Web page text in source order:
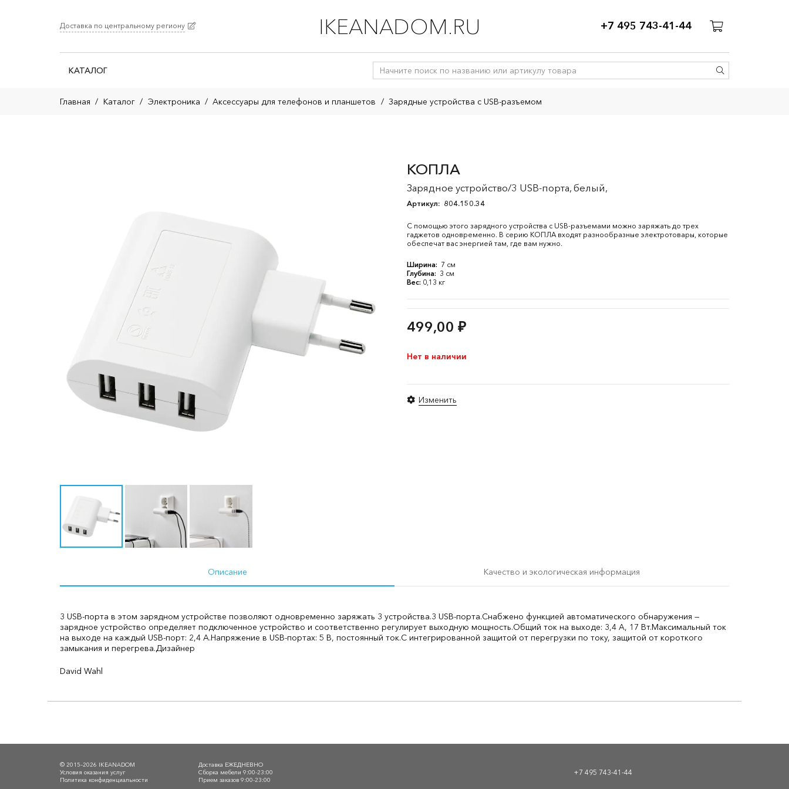
Доставка по центральному региону IKEANADOM.RU +7 495 743-41-44
КАТАЛОГ
Главная / Каталог / Электроника / Аксессуары для телефонов и планшетов / Зарядные устройства с USB-разъемом
КОПЛА
Зарядное устройство/3 USB-порта, белый,
Артикул: 804.150.34
С помощью этого зарядного устройства с USB-разъемами можно заряжать до трех
гаджетов одновременно. В серию КОПЛА входят разнообразные электротовары, которые
обеспечат вас энергией там, где вам нужно.
Ширина: 7 см
Глубина: 3 см
Вес: 0,13 кг
499,00 ₽
Нет в наличии
Изменить
Описание Качество и экологическая информация
3 USB-порта в этом зарядном устройстве позволяют одновременно заряжать 3 устройства.3 USB-порта.Снабжено функцией автоматического обнаружения —
зарядное устройство определяет подключенное устройство и соответственно регулирует выходную мощность.Общий ток на выходе: 3,4 А, 17 Вт.Максимальный ток
на выходе на каждый USB-порт: 2,4 А.Напряжение в USB-портах: 5 В, постоянный ток.С интегрированной защитой от перегрузки по току, защитой от короткого
замыкания и перегрева.Дизайнер
David Wahl
© 2015–2026 IKEANADOM
Условия оказания услуг
Политика конфиденциальности
Доставка ЕЖЕДНЕВНО
Сборка мебели 9:00-23:00
Прием заказов 9:00-23:00
+7 495 743-41-44